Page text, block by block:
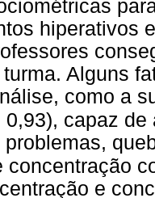
hiperativos
Alguns
como a
0,93), capaz
concentração
e